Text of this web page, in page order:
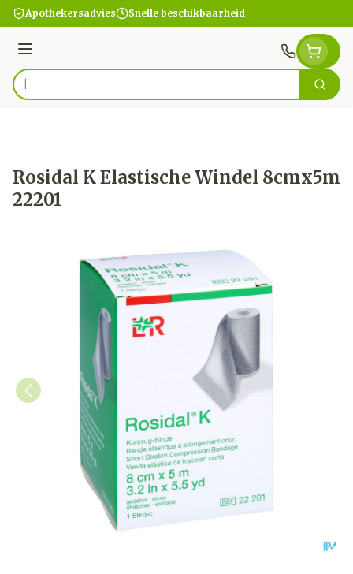
Ga naar de inhoud
Apothekersadvies Snelle beschikbaarheid
Menu
Product, merk, categorie... Zoek
Rosidal K Elastische Windel 8cmx5m
22201